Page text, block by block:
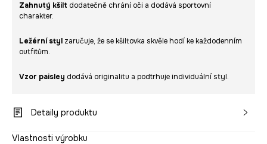
Zahnutý kšilt dodatečně chrání oči a dodává sportovní
charakter.
Ležérní styl zaručuje, že se kšiltovka skvěle hodí ke každodenním
outfitům.
Vzor paisley dodává originalitu a podtrhuje individuální styl.
Detaily produktu
Vlastnosti výrobku